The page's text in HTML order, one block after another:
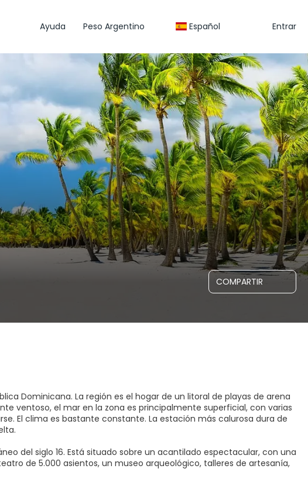
Ayuda Peso Argentino Español Entrar
COMPARTIR
Dominicana. La región es el hogar de un litoral de playas de arena
ventoso, el mar en la zona es principalmente superficial, con varias
El clima es bastante constante. La estación más calurosa dura de
del siglo 16. Está situado sobre un acantilado espectacular, con una
de 5.000 asientos, un museo arqueológico, talleres de artesanía,